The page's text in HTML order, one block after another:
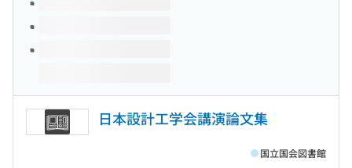
日本設計工学会講演論文集
国立国会図書館